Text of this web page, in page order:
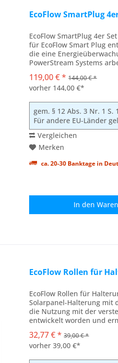
EcoFlow SmartPlug
EcoFlow SmartPlug 4er
für EcoFlow Smart Plug
die eine
PowerStream Systems
119,00 € * 144,00 € *
vorher 144,00 €*
gem. § 12 Abs. 3 Nr. 1
Für andere EU-Länder
Vergleichen
Merken
ca. 20-30 Banktage in
In den
EcoFlow Rollen für
EcoFlow Rollen für
Solarpanel-Halterung mit
die Nutzung mit der
entwickelt worden und
32,77 € * 39,00 € *
vorher 39,00 €*